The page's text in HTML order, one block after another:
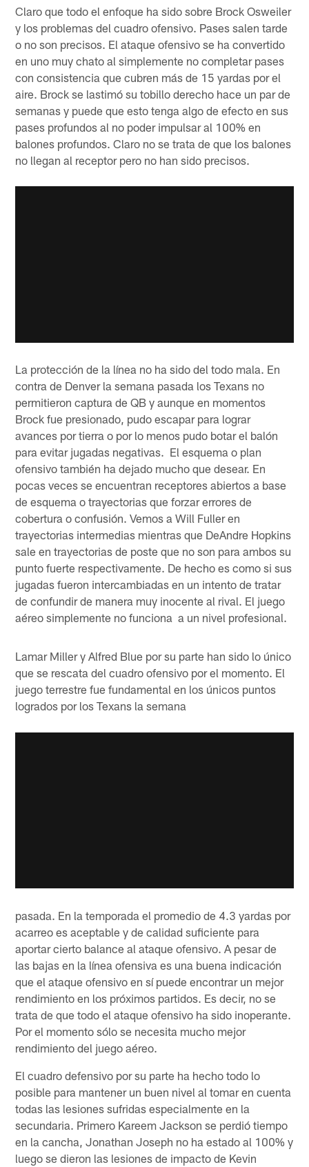
Claro que todo el enfoque ha sido sobre Brock Osweiler
y los problemas del cuadro ofensivo. Pases salen tarde
o no son precisos. El ataque ofensivo se ha convertido
en uno muy chato al simplemente no completar pases
con consistencia que cubren más de 15 yardas por el
aire. Brock se lastimó su tobillo derecho hace un par de
semanas y puede que esto tenga algo de efecto en sus
pases profundos al no poder impulsar al 100% en
balones profundos. Claro no se trata de que los balones
no llegan al receptor pero no han sido precisos.
La protección de la línea no ha sido del todo mala. En
contra de Denver la semana pasada los Texans no
permitieron captura de QB y aunque en momentos
Brock fue presionado, pudo escapar para lograr
avances por tierra o por lo menos pudo botar el balón
para evitar jugadas negativas. El esquema o plan
ofensivo también ha dejado mucho que desear. En
pocas veces se encuentran receptores abiertos a base
de esquema o trayectorias que forzar errores de
cobertura o confusión. Vemos a Will Fuller en
trayectorias intermedias mientras que DeAndre Hopkins
sale en trayectorias de poste que no son para ambos su
punto fuerte respectivamente. De hecho es como si sus
jugadas fueron intercambiadas en un intento de tratar
de confundir de manera muy inocente al rival. El juego
aéreo simplemente no funciona a un nivel profesional.
Lamar Miller y Alfred Blue por su parte han sido lo único
que se rescata del cuadro ofensivo por el momento. El
juego terrestre fue fundamental en los únicos puntos
logrados por los Texans la semana
pasada. En la temporada el promedio de 4.3 yardas por
acarreo es aceptable y de calidad suficiente para
aportar cierto balance al ataque ofensivo. A pesar de
las bajas en la línea ofensiva es una buena indicación
que el ataque ofensivo en sí puede encontrar un mejor
rendimiento en los próximos partidos. Es decir, no se
trata de que todo el ataque ofensivo ha sido inoperante.
Por el momento sólo se necesita mucho mejor
rendimiento del juego aéreo.
El cuadro defensivo por su parte ha hecho todo lo
posible para mantener un buen nivel al tomar en cuenta
todas las lesiones sufridas especialmente en la
secundaria. Primero Kareem Jackson se perdió tiempo
en la cancha, Jonathan Joseph no ha estado al 100% y
luego se dieron las lesiones de impacto de Kevin